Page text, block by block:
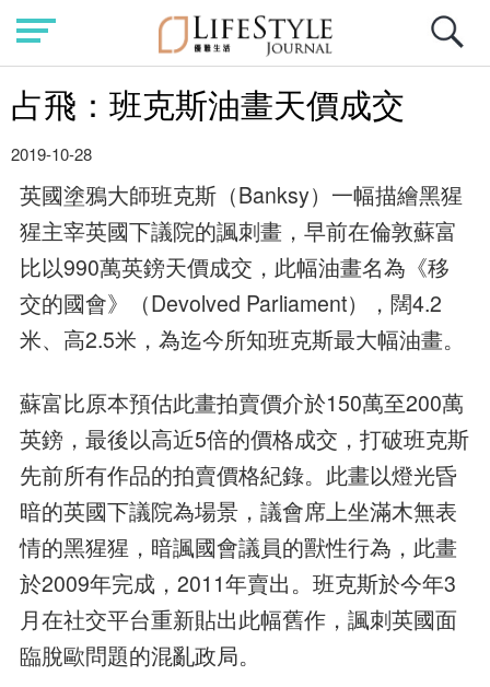
占飛：班克斯油畫天價成交
2019-10-28
英國塗鴉大師班克斯（Banksy）一幅描繪黑猩
猩主宰英國下議院的諷刺畫，早前在倫敦蘇富
比以990萬英鎊天價成交，此幅油畫名為《移
交的國會》（Devolved Parliament），闊4.2
米、高2.5米，為迄今所知班克斯最大幅油畫。
蘇富比原本預估此畫拍賣價介於150萬至200萬
英鎊，最後以高近5倍的價格成交，打破班克斯
先前所有作品的拍賣價格紀錄。此畫以燈光昏
暗的英國下議院為場景，議會席上坐滿木無表
情的黑猩猩，暗諷國會議員的獸性行為，此畫
於2009年完成，2011年賣出。班克斯於今年3
月在社交平台重新貼出此幅舊作，諷刺英國面
臨脫歐問題的混亂政局。